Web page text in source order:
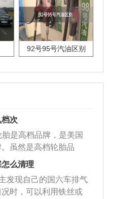
92号95号汽油区别
次
是高档品牌，是美国
虽然是高档轮胎品
的轮胎都有生产，这
拓市场。
么清理
发现自己的国六车排气
时，可以利用铁丝或